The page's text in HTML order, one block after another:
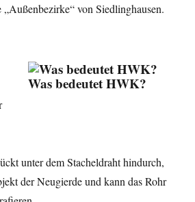
von Siedlinghausen.
Was bedeutet HWK?
unter dem Stacheldraht hindurch,
der Neugierde und kann das Rohr